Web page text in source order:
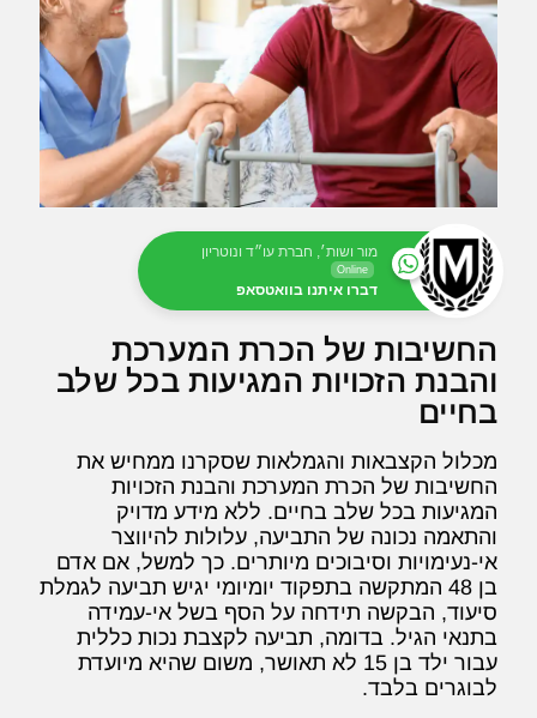
מור ושות׳, חברת עו״ד ונוטריון
Online
דברו איתנו בוואטסאפ
החשיבות של הכרת המערכת
והבנת הזכויות המגיעות בכל שלב
בחיים
מכלול הקצבאות והגמלאות שסקרנו ממחיש את
החשיבות של הכרת המערכת והבנת הזכויות
המגיעות בכל שלב בחיים. ללא מידע מדויק
והתאמה נכונה של התביעה, עלולות להיווצר
אי-נעימויות וסיבוכים מיותרים. כך למשל, אם אדם
בן 48 המתקשה בתפקוד יומיומי יגיש תביעה לגמלת
סיעוד, הבקשה תידחה על הסף בשל אי-עמידה
בתנאי הגיל. בדומה, תביעה לקצבת נכות כללית
עבור ילד בן 15 לא תאושר, משום שהיא מיועדת
לבוגרים בלבד.